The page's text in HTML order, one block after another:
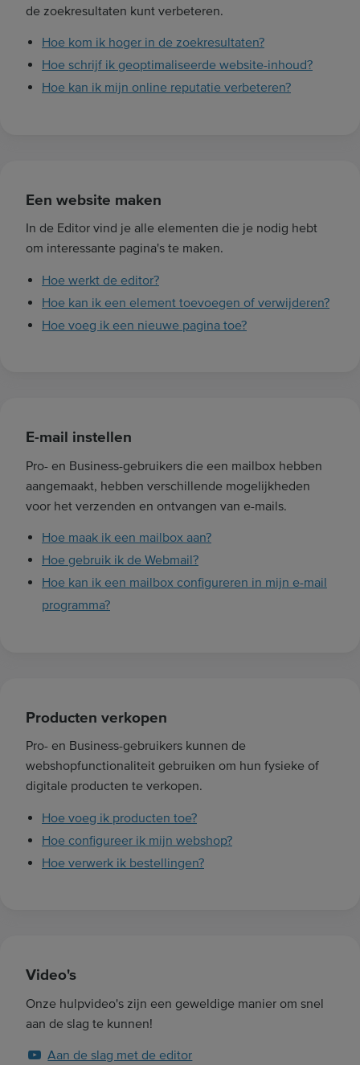
e
r
m
de zoekresultaten kunt verbeteren.
Hoe kom ik hoger in de zoekresultaten?
Hoe schrijf ik geoptimaliseerde website-inhoud?
Hoe kan ik mijn online reputatie verbeteren?
Een website maken
In de Editor vind je alle elementen die je nodig hebt
om interessante pagina's te maken.
Hoe werkt de editor?
Hoe kan ik een element toevoegen of verwijderen?
Hoe voeg ik een nieuwe pagina toe?
E-mail instellen
Pro- en Business-gebruikers die een mailbox hebben
aangemaakt, hebben verschillende mogelijkheden
voor het verzenden en ontvangen van e-mails.
Hoe maak ik een mailbox aan?
Hoe gebruik ik de Webmail?
Hoe kan ik een mailbox configureren in mijn e-mail
programma?
Producten verkopen
Pro- en Business-gebruikers kunnen de
webshopfunctionaliteit gebruiken om hun fysieke of
digitale producten te verkopen.
Hoe voeg ik producten toe?
Hoe configureer ik mijn webshop?
Hoe verwerk ik bestellingen?
Video's
Onze hulpvideo's zijn een geweldige manier om snel
aan de slag te kunnen!
Aan de slag met de editor